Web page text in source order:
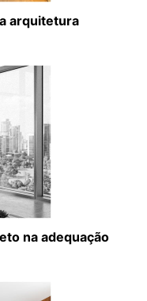
arquitetura
na adequação